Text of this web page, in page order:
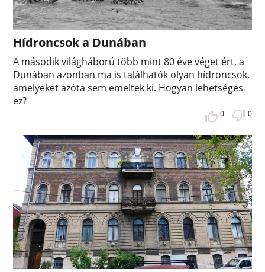
Hídroncsok a Dunában
A második világháború több mint 80 éve véget ért, a
Dunában azonban ma is találhatók olyan hídroncsok,
amelyeket azóta sem emeltek ki. Hogyan lehetséges
ez?
0 0